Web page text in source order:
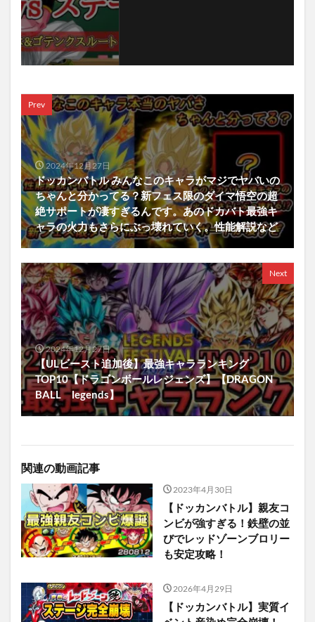
Prev
2024年12月27日
ドッカンバトル みんなこのキャラがマジでヤバいの
ちゃんと分かってる？新フェス限のダイマ悟空の超
絶サポートが凄すぎるんです。あのドカバト最強キ
ャラの火力もさらにぶっ壊れていく。性能解説など
Next
2024年12月27日
【ULビースト追加後】最強キャラランキング
TOP10【ドラゴンボールレジェンズ】【DRAGON
BALL legends】
関連の動画記事
2023年4月30日
【ドッカンバトル】親友コ
ンビが強すぎる！鉄壁の並
びでレッドゾーンブロリー
も安定攻略！
2026年4月29日
【ドッカンバトル】実質イ